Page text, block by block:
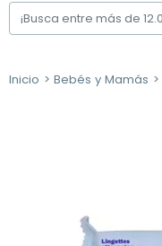
Inicio Bebés y Mamás